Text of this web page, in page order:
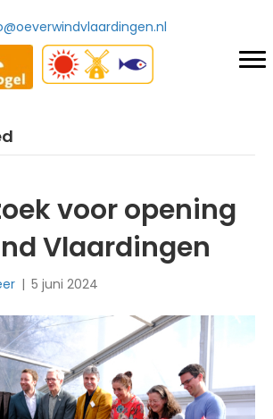
voor opening
Vlaardingen
| 5 juni 2024